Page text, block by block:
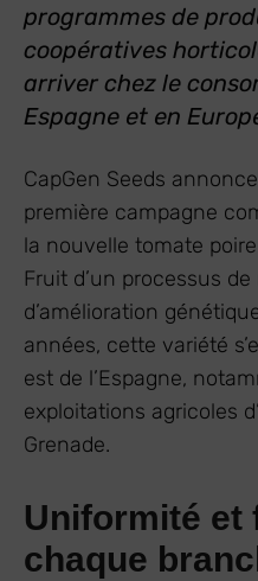
programmes de
coopératives
arriver chez le
Espagne et en
CapGen Seeds
première campagne
la nouvelle tomate
Fruit d’un processus
d’amélioration
années, cette variété
est de l’Espagne,
exploitations agricoles
Grenade.
Uniformité et
chaque